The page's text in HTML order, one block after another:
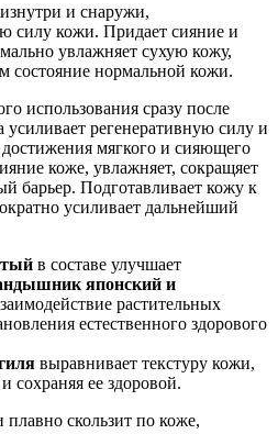
и снаружи,
силу кожи. Придает сияние и
увлажняет сухую кожу,
состояние нормальной кожи.
использования сразу после
регенеративную силу и
мягкого и сияющего
коже, увлажняет, сокращяет
Подготавливает кожу к
усиливает дальнейший
в составе улучшает
японский и
растительных
естественного здорового
выравнивает текстуру кожи,
сохраняя ее здоровой.
плавно скользит по коже,